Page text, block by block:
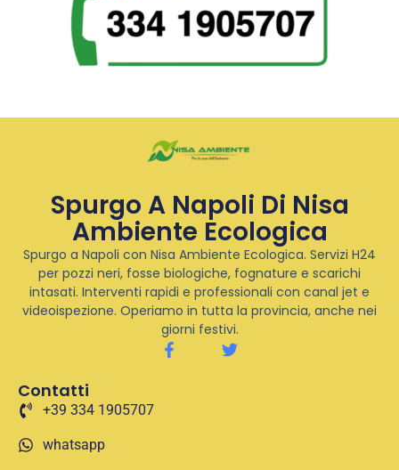
Spurgo A Napoli Di Nisa
Ambiente Ecologica
Spurgo a Napoli con Nisa Ambiente Ecologica. Servizi H24
per pozzi neri, fosse biologiche, fognature e scarichi
intasati. Interventi rapidi e professionali con canal jet e
videoispezione. Operiamo in tutta la provincia, anche nei
giorni festivi.
Contatti
+39 334 1905707
whatsapp